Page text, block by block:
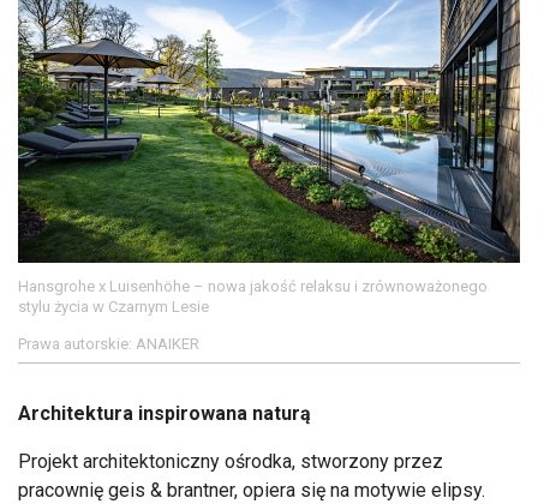
Hansgrohe x Luisenhöhe – nowa jakość relaksu i zrównoważonego
stylu życia w Czarnym Lesie
Prawa autorskie: ANAIKER
Architektura inspirowana naturą
Projekt architektoniczny ośrodka, stworzony przez
pracownię geis & brantner, opiera się na motywie elipsy.